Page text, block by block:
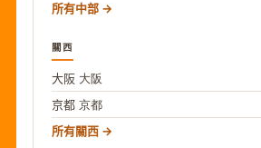
所有中部
關西
大阪 大阪
京都 京都
所有關西